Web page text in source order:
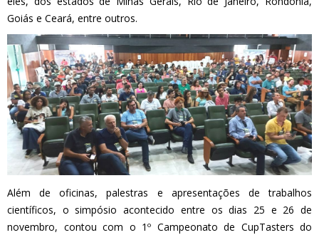
Goiás e Ceará, entre outros.
Além de oficinas, palestras e apresentações de trabalhos
científicos, o simpósio acontecido entre os dias 25 e 26 de
novembro, contou com o 1º Campeonato de CupTasters do